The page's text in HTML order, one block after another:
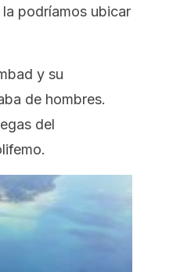
podríamos ubicar
y su
de hombres.
del